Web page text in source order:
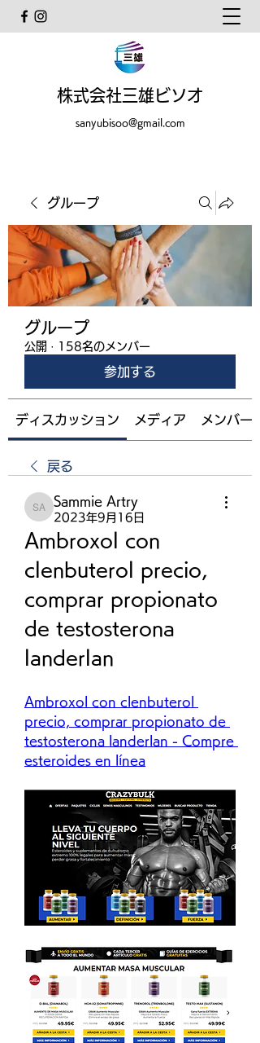
株式会社三雄ビソオ
sanyubisoo@gmail.com
グループ
グループ
公開 · 158名のメンバー
参加する
ディスカッション メディア メンバー
戻る
Sammie Artry
Sammie Artry
2023年9月16日
Ambroxol con
clenbuterol precio,
comprar propionato
de testosterona
landerlan
Ambroxol con clenbuterol
precio, comprar propionato de
testosterona landerlan - Compre
esteroides en línea